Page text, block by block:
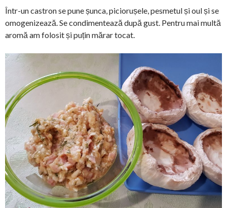
Într-un castron se pune șunca, piciorușele, pesmetul și oul și se
omogenizează. Se condimentează după gust. Pentru mai multă
aromă am folosit și puțin mărar tocat.